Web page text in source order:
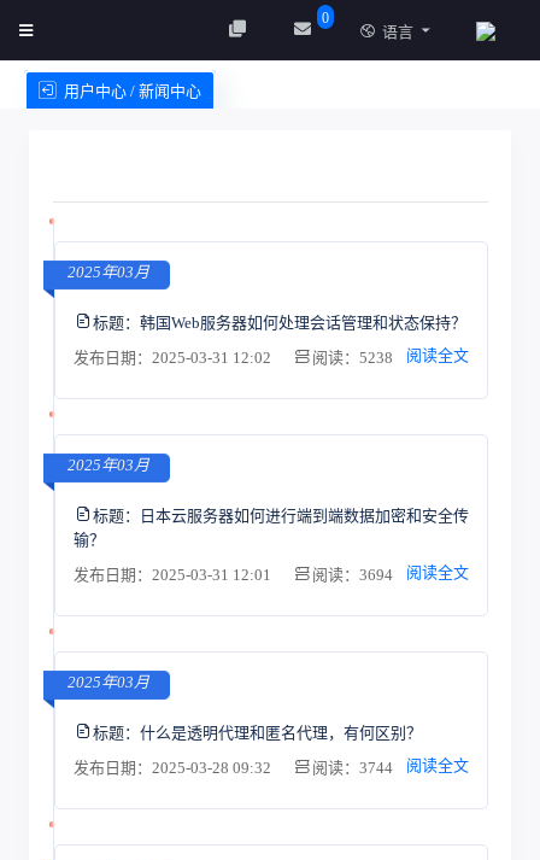
0
语言
用户中心 / 新闻中心
2025年03月
标题： 韩国Web服务器如何处理会话管理和状态保持？
发布日期：2025-03-31 12:02
阅读：5238 阅读全文
2025年03月
标题：
日本云服务器如何进行端到端数据加密和安全传
输？
发布日期：2025-03-31 12:01
阅读：3694 阅读全文
2025年03月
标题： 什么是透明代理和匿名代理，有何区别？
发布日期：2025-03-28 09:32
阅读：3744 阅读全文